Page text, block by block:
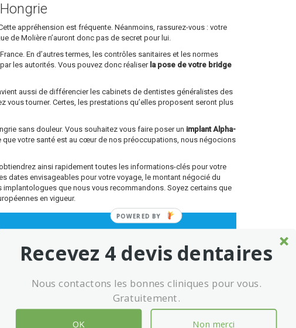
appréhension est fréquente. Néanmoins, rassurez-vous : votre
de Molière n’auront donc pas de secret pour lui.
En d’autres termes, les contrôles sanitaires et les normes
les autorités. Vous pouvez donc réaliser la pose de votre bridge
aussi de différencier les cabinets de dentistes généralistes des
vous tourner. Certes, les prestations qu’elles proposent seront plus
sans douleur. Vous souhaitez vous faire poser un implant Alpha-
que votre santé est au cœur de nos préoccupations, nous négocions
ainsi rapidement toutes les informations-clés pour votre
dates envisageables pour votre voyage, le montant négocié du
que nous vous recommandons. Soyez certains que
en vigueur.
Marketing kelclinic Conditions générales d’utilisation
Recevez 4 devis dentaires
Nous contactons les bonnes cliniques pour vous.
Gratuitement.
OK Non merci